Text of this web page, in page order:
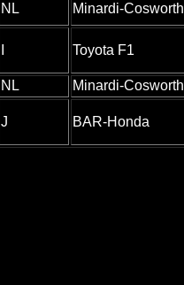
NL Minardi-Cosworth
Toyota F1
NL Minardi-Cosworth
J BAR-Honda